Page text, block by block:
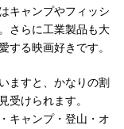
キャンプやフィッシ
さらに工業製品も大
する映画好きです。
ますと、かなりの割
受けられます。
キャンプ・登山・オ